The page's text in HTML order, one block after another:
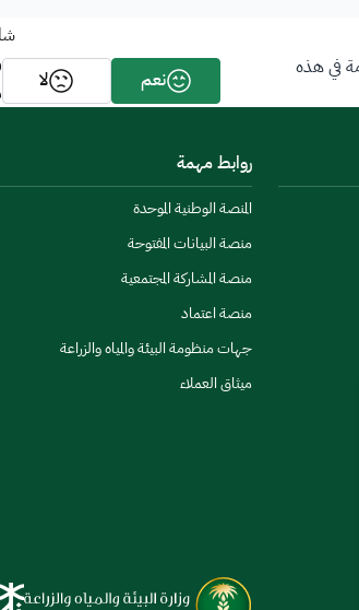
في هذه
نعم لا
روابط مهمة
المنصة الوطنية الموحدة
منصة البيانات المفتوحة
منصة المشاركة المجتمعية
منصة اعتماد
جهات منظومة البيئة والمياه والزراعة
ميثاق العملاء